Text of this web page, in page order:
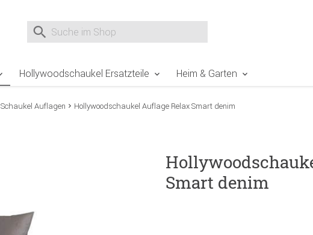
Suche nach
Hollywoodschaukel Ersatzteile Heim & Garten
Schaukel Auflagen Hollywoodschaukel Auflage Relax Smart denim
Smart denim